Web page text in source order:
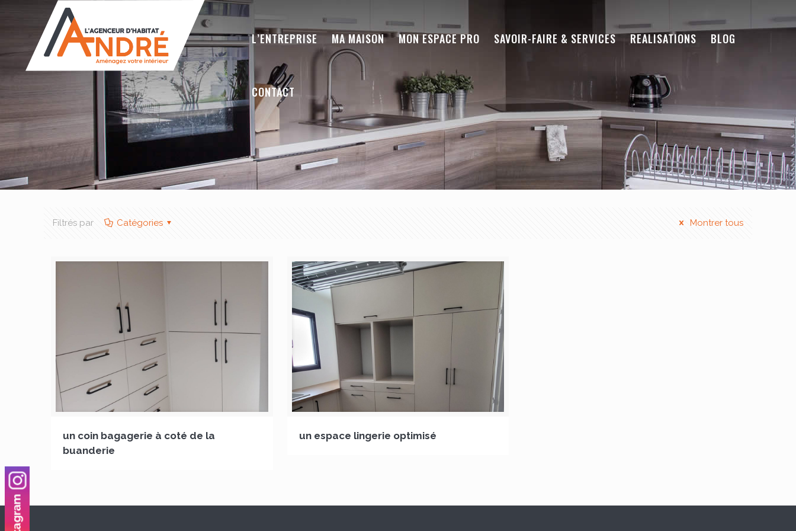
L’ENTREPRISE MA MAISON MON ESPACE PRO SAVOIR-FAIRE & SERVICES REALISATIONS BLOG
CONTACT
Filtrés par Catégories Montrer tous
un coin bagagerie à coté de la
buanderie
un espace lingerie optimisé